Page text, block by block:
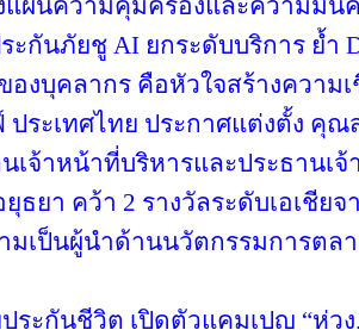
แผนความคุ้มครองและความมั่นค
ะกันภัยชู AI ยกระดับบริการ ย้ำ
องบุคลากร คือหัวใจสร้างความ
ประเทศไทย ประกาศแต่งตั้ง คุ
นเจ้าหน้าที่บริหารและประธานเ
ธยา คว้า 2 รางวัลระดับเอเชียจา
มเป็นผู้นำด้านนวัตกรรมการตล
ประกันชีวิต เปิดตัวแคมเปญ “ห่ว